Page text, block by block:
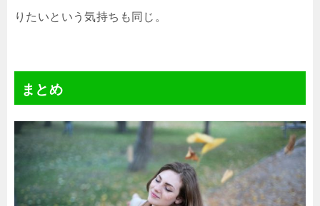
りたいという気持ちも同じ。
まとめ